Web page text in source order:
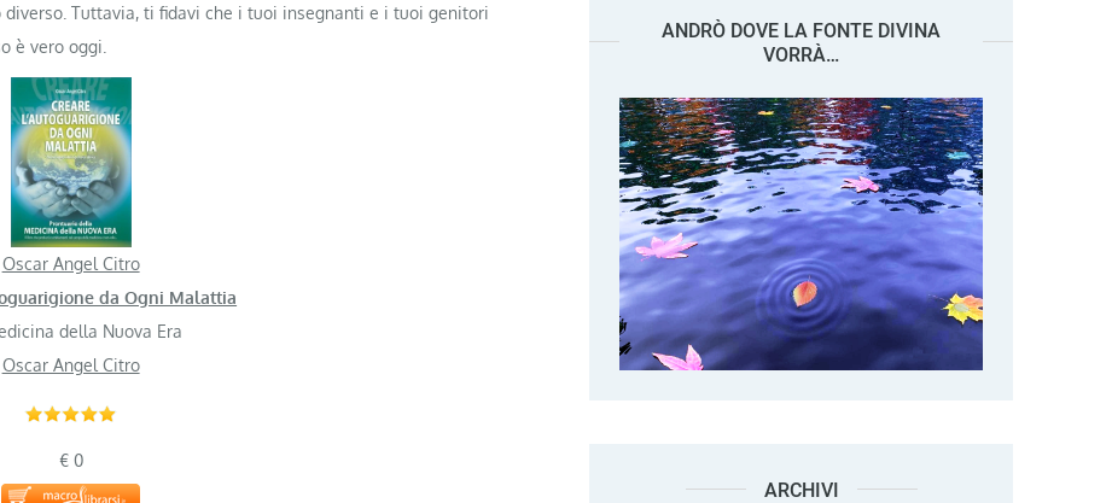
Tuttavia, ti fidavi che i tuoi insegnanti e i tuoi genitori
è vero oggi.
Oscar Angel Citro
da Ogni Malattia
della Nuova Era
Oscar Angel Citro
€ 0
ANDRÒ DOVE LA FONTE DIVINA
VORRÀ…
ARCHIVI Archivi